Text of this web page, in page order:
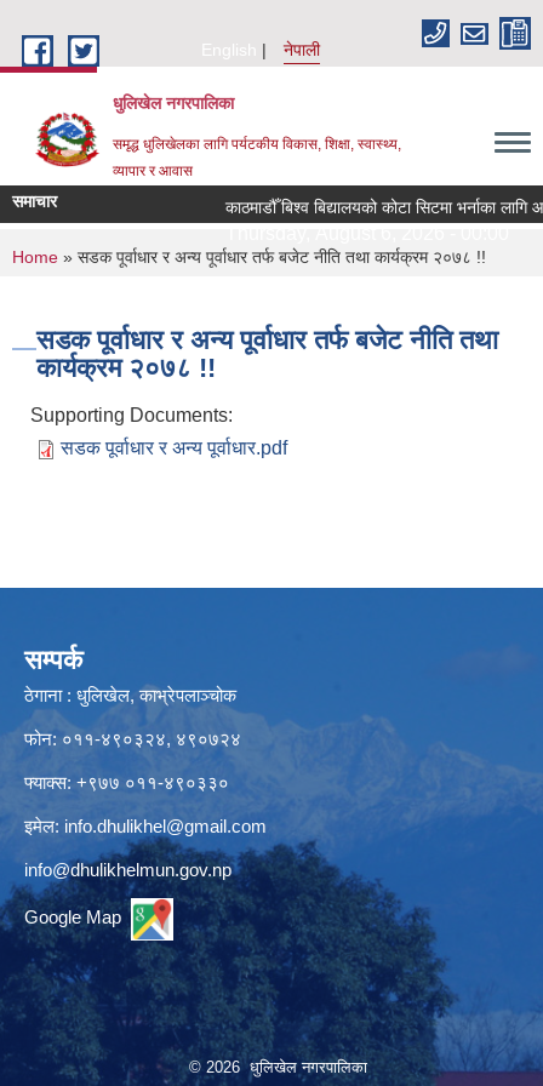
English
नेपाली
धुलिखेल नगरपालिका
समृद्ध धुलिखेलका लागि पर्यटकीय विकास, शिक्षा, स्वास्थ्य,
व्यापार र आवास
समाचार काठमाडौँ बिश्व बिद्यालयको कोटा सिटमा भर्नाका
You are here
Home » सडक पूर्वाधार र अन्य पूर्वाधार तर्फ बजेट नीति तथा कार्यक्रम २०७८ !!
सडक पूर्वाधार र अन्य पूर्वाधार तर्फ बजेट नीति तथा
कार्यक्रम २०७८ !!
Supporting Documents:
सडक पूर्वाधार र अन्य पूर्वाधार.pdf
सम्पर्क
ठेगाना : धुलिखेल, काभ्रेपलाञ्चोक
फोन: ०११-४९०३२४, ४९०७२४
फ्याक्स: +९७७ ०११-४९०३३०
इमेल: info.dhulikhel@gmail.com
info@dhulikhelmun.gov.np
Google Map
© 2026 धुलिखेल नगरपालिका